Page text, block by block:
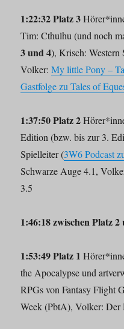
1:22:32 Platz 3
Tim: Cthulhu (und noch
3 und 4), Krisch: Western
Volker:My little Pony –
Gastfolge zu Tales of
1:37:50 Platz 2
Edition (bzw. bis zur 3.
Spielleiter (3W6 Podcast
Schwarze Auge 4.1,
3.5
1:46:18 zwischen Platz 2
1:53:49 Platz 1
the Apocalypse und
RPGs von Fantasy Flight
Week (PbtA), Volker: Der